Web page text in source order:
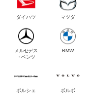
ダイハツ マツダ
メルセデス
・ベンツ
BMW
ポルシェ ボルボ